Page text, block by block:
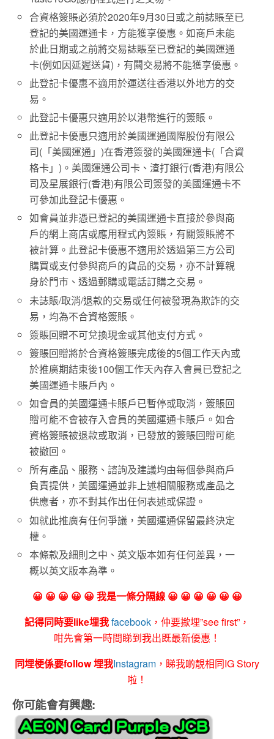
合資格簽賬必須於2020年9月30日或之前誌賬至已
登記的美國運通卡，方能獲享優惠。如商戶未能
於此日期或之前將交易誌賬至已登記的美國運通
卡(例如因延遲送貨)，有闗交易將不能獲享優惠。
此登記卡優惠不適用於運送往香港以外地方的交
易。
此登記卡優惠只適用於以港幣進行的簽賬。
此登記卡優惠只適用於美國運通國際股份有限公
司(「美國運通」)在香港簽發的美國運通卡(「合資
格卡」)。美國運通公司卡、渣打銀行(香港)有限公
司及星展銀行(香港)有限公司簽發的美國運通卡不
可參加此登記卡優惠。
如會員並非憑已登記的美國運通卡直接於參與商
戶的網上商店或應用程式內簽賬，有關簽賬將不
被計算。此登記卡優惠不適用於透過第三方公司
購買或支付參與商戶的貨品的交易，亦不計算親
身於門市、透過郵購或電話訂購之交易。
未誌賬/取消/退款的交易或任何被發現為欺詐的交
易，均為不合資格簽賬。
簽賬回贈不可兌換現金或其他支付方式。
簽賬回贈將於合資格簽賬完成後的5個工作天內或
於推廣期結束後100個工作天內存入會員已登記之
美國運通卡賬戶內。
如會員的美國運通卡賬戶已暫停或取消，簽賬回
贈可能不會被存入會員的美國運通卡賬戶。如合
資格簽賬被退款或取消，已發放的簽賬回贈可能
被撤回。
所有產品、服務、諮詢及建議均由每個參與商戶
負責提供，美國運通並非上述相關服務或產品之
供應者，亦不對其作出任何表述或保證。
如就此推廣有任何爭議，美國運通保留最終決定
權。
本條款及細則之中、英文版本如有任何差異，一
概以英文版本為準。
😀 😀 😀 😀 😀 我是一條分隔線 😀 😀 😀 😀 😀 😀
記得同時要like埋我facebook ，仲要撳埋”see first”，
咁先會第一時間睇到我出既最新優惠！
同埋梗係要follow 埋我Instagram ，睇我啲靚相同IG Story
啦！
你可能會有興趣: